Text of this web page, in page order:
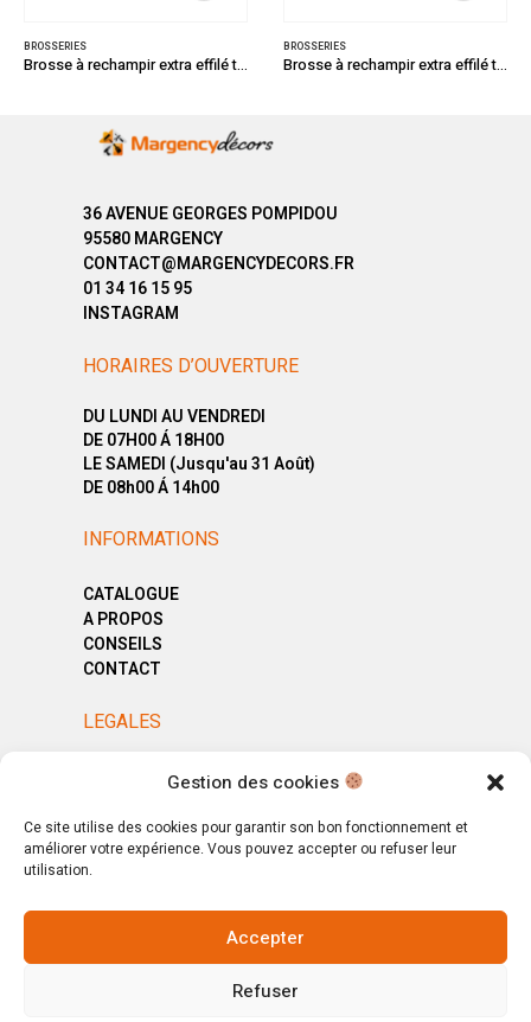
Gestion des cookies
Ce site utilise des cookies pour garantir son bon fonctionnement et
améliorer votre expérience. Vous pouvez accepter ou refuser leur
utilisation.
Accepter
Refuser
BROSSERIES
Brosse à rechampir extra effilé très pointue série TRADITION N°3/0
BROSSERIES
Brosse à rechampir extra effilé très pointue série TRADITION N°4
36 AVENUE GEORGES POMPIDOU
95580 MARGENCY
CONTACT@MARGENCYDECORS.FR
01 34 16 15 95
INSTAGRAM
HORAIRES D’OUVERTURE
DU LUNDI AU VENDREDI
DE 07H00 Á 18H00
LE SAMEDI (Jusqu'au 31 Août)
DE 08h00 Á 14h00
INFORMATIONS
CATALOGUE
A PROPOS
CONSEILS
CONTACT
LEGALES
MENTIONS LÉGALES
CGV
© Copyright 2025. All Rights Reserved.